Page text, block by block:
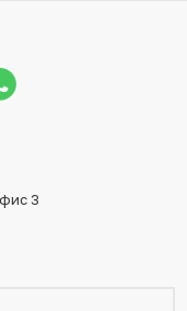
магазина.
способов
надежно и
возможность
3